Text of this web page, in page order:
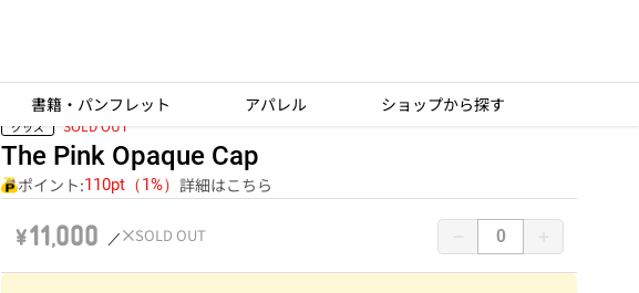
書籍・パンフレット アパレル ショップから探す
グッズ SOLD OUT
The Pink Opaque Cap
ポイント:110pt（1%） 詳細はこちら
￥11,000 SOLD OUT